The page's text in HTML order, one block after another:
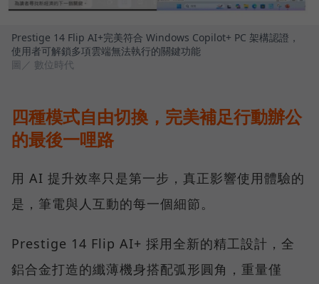
Prestige 14 Flip AI+完美符合 Windows Copilot+ PC 架構認證，
使用者可解鎖多項雲端無法執行的關鍵功能
圖／ 數位時代
四種模式自由切換，完美補足行動辦公
的最後一哩路
用 AI 提升效率只是第一步，真正影響使用體驗的
是，筆電與人互動的每一個細節。
Prestige 14 Flip AI+ 採用全新的精工設計，全
鋁合金打造的纖薄機身搭配弧形圓角，重量僅